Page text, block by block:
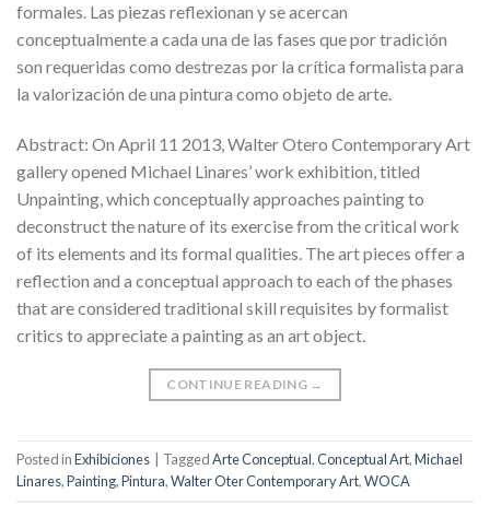
formales. Las piezas reflexionan y se acercan
conceptualmente a cada una de las fases que por tradición
son requeridas como destrezas por la crítica formalista para
la valorización de una pintura como objeto de arte.
Abstract: On April 11 2013, Walter Otero Contemporary Art
gallery opened Michael Linares’ work exhibition, titled
Unpainting, which conceptually approaches painting to
deconstruct the nature of its exercise from the critical work
of its elements and its formal qualities. The art pieces offer a
reflection and a conceptual approach to each of the phases
that are considered traditional skill requisites by formalist
critics to appreciate a painting as an art object.
CONTINUE READING →
Posted inExhibiciones TaggedArte Conceptual,Conceptual Art,Michael
Linares,Painting,Pintura,Walter Oter Contemporary Art,WOCA